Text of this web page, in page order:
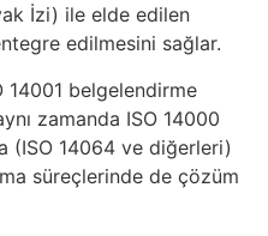
İzi) ile elde edilen
edilmesini sağlar.
belgelendirme
zamanda ISO 14000
(ISO 14064 ve diğerleri)
süreçlerinde de çözüm